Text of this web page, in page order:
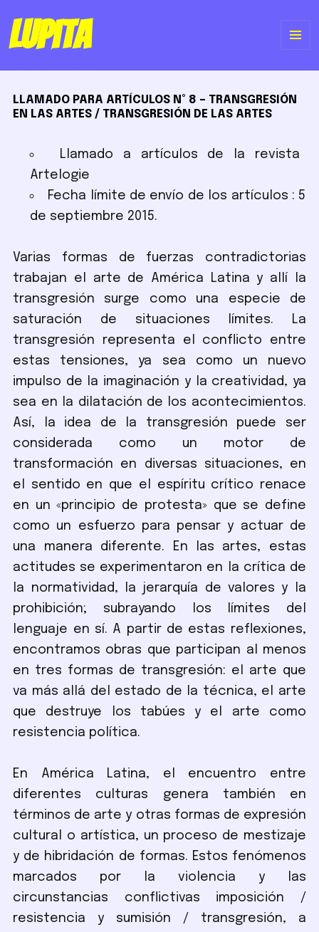
Lupita
LLAMADO PARA ARTÍCULOS N° 8 – TRANSGRESIÓN
EN LAS ARTES / TRANSGRESIÓN DE LAS ARTES
Llamado a artículos de la revista
Artelogie
Fecha límite de envío de los artículos : 5
de septiembre 2015.
Varias formas de fuerzas contradictorias
trabajan el arte de América Latina y allí la
transgresión surge como una especie de
saturación de situaciones límites. La
transgresión representa el conflicto entre
estas tensiones, ya sea como un nuevo
impulso de la imaginación y la creatividad, ya
sea en la dilatación de los acontecimientos.
Así, la idea de la transgresión puede ser
considerada como un motor de
transformación en diversas situaciones, en
el sentido en que el espíritu crítico renace
en un «principio de protesta» que se define
como un esfuerzo para pensar y actuar de
una manera diferente. En las artes, estas
actitudes se experimentaron en la crítica de
la normatividad, la jerarquía de valores y la
prohibición; subrayando los límites del
lenguaje en sí. A partir de estas reflexiones,
encontramos obras que participan al menos
en tres formas de transgresión: el arte que
va más allá del estado de la técnica, el arte
que destruye los tabúes y el arte como
resistencia política.
En América Latina, el encuentro entre
diferentes culturas genera también en
términos de arte y otras formas de expresión
cultural o artística, un proceso de mestizaje
y de hibridación de formas. Estos fenómenos
marcados por la violencia y las
circunstancias conflictivas imposición /
resistencia y sumisión / transgresión, a